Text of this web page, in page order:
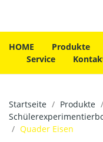
HOME Produkte
Service
Startseite Produkte
Quader Eisen